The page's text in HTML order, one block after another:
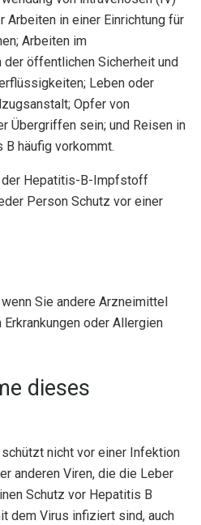
Arbeiten in einer Einrichtung für
Arbeiten im
öffentlichen Sicherheit und
Leben oder
Opfer von
Übergriffen sein; und Reisen in
B häufig vorkommt.
Hepatitis-B-Impfstoff
Person Schutz vor einer
Sie andere Arzneimittel
oder Allergien
dieses
nicht vor einer Infektion
anderen Viren, die die Leber
Schutz vor Hepatitis B
dem Virus infiziert sind, auch